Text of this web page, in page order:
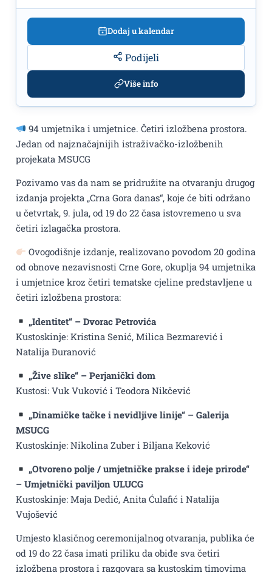
94 umjetnika i umjetnice. Četiri izložbena prostora.
Jedan od najznačajnijih istraživačko-izložbenih
projekata MSUCG
Pozivamo vas da nam se pridružite na otvaranju drugog
izdanja projekta „Crna Gora danas“, koje će biti održano
u četvrtak, 9. jula, od 19 do 22 časa istovremeno u sva
četiri izlagačka prostora.
Ovogodišnje izdanje, realizovano povodom 20 godina
od obnove nezavisnosti Crne Gore, okuplja 94 umjetnika
i umjetnice kroz četiri tematske cjeline predstavljene u
četiri izložbena prostora:
„Identitet“ – Dvorac Petrovića
Kustoskinje: Kristina Senić, Milica Bezmarević i
Natalija Đuranović
„Žive slike“ – Perjanički dom
Kustosi: Vuk Vuković i Teodora Nikčević
„Dinamičke tačke i nevidljive linije“ – Galerija
MSUCG
Kustoskinje: Nikolina Zuber i Biljana Keković
„Otvoreno polje / umjetničke prakse i ideje prirode“
– Umjetnički paviljon ULUCG
Kustoskinje: Maja Dedić, Anita Ćulafić i Natalija
Vujošević
Umjesto klasičnog ceremonijalnog otvaranja, publika će
od 19 do 22 časa imati priliku da obiđe sva četiri
izložbena prostora i razgovara sa kustoskim timovima
Dodaj u kalendar
Podijeli
Više info